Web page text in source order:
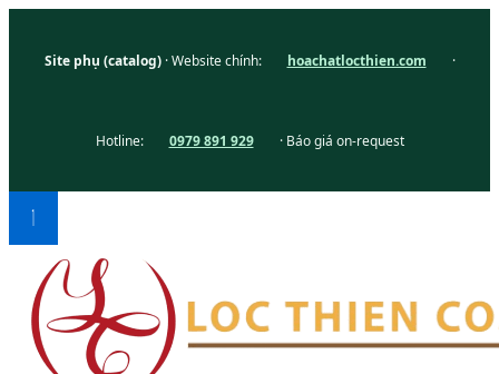
Site phụ (catalog)· Website chính: hoachatlocthien.com ·
Hotline: 0979 891 929 · Báo giá on-request